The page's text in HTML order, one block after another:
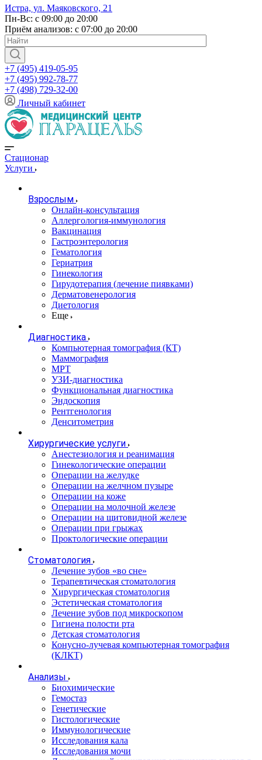
Истра, ул. Маяковского, 21
Пн-Вс: с 09:00 до 20:00
Приём анализов: с 07:00 до 20:00
+7 (495) 419-05-95
+7 (495) 992-78-77
+7 (498) 729-32-00
Личный кабинет
Стационар
Услуги
Взрослым
Онлайн-консультация
Аллергология-иммунология
Вакцинация
Гастроэнтерология
Гематология
Гериатрия
Гинекология
Гирудотерапия (лечение пиявками)
Дерматовенерология
Диетология
Еще
Диагностика
Компьютерная томография (КТ)
Маммография
МРТ
УЗИ-диагностика
Функциональная диагностика
Эндоскопия
Рентгенология
Денситометрия
Хирургические услуги
Анестезиология и реанимация
Гинекологические операции
Операции на желудке
Операции на желчном пузыре
Операции на коже
Операции на молочной железе
Операции на щитовидной железе
Операции при грыжах
Проктологические операции
Стоматология
Лечение зубов «во сне»
Терапевтическая стоматология
Хирургическая стоматология
Эстетическая стоматология
Лечение зубов под микроскопом
Гигиена полости рта
Детская стоматология
Конусно-лучевая компьютерная томография
(КЛКТ)
Анализы
Биохимические
Гемостаз
Генетические
Гистологические
Иммунологические
Исследования кала
Исследования мочи